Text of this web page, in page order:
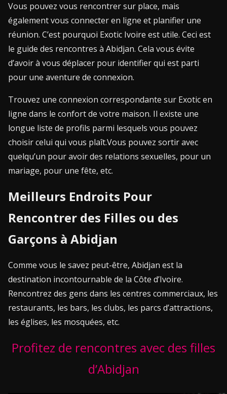
Vous pouvez vous rencontrer sur place, mais
également vous connecter en ligne et planifier une
réunion. C’est pourquoi Exotic Ivoire est utile. Ceci est
le guide des rencontres à Abidjan. Cela vous évite
d’avoir à vous déplacer pour identifier qui est parti
pour une aventure de connexion.
Trouvez une connexion correspondante sur Exotic en
ligne dans le confort de votre maison. Il existe une
longue liste de profils parmi lesquels vous pouvez
choisir celui qui vous plaît.Vous pouvez sortir avec
quelqu’un pour avoir des relations sexuelles, pour un
mariage, pour une fête, etc.
Meilleurs Endroits Pour
Rencontrer des Filles ou des
Garçons à Abidjan
Comme vous le savez peut-être, Abidjan est la
destination incontournable de la Côte d’Ivoire.
Rencontrez des gens dans les centres commerciaux, les
restaurants, les bars, les clubs, les parcs d’attractions,
les églises, les mosquées, etc.
Profitez de rencontres avec des filles
d’Abidjan